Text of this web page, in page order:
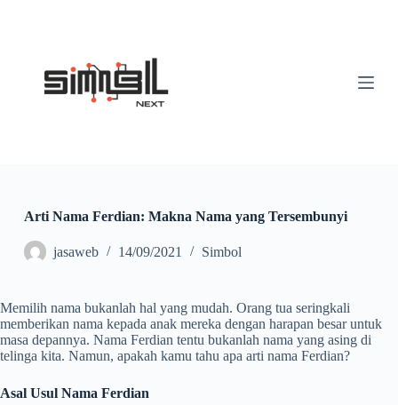
Arti Nama Ferdian: Makna Nama yang Tersembunyi
jasaweb 14/09/2021 Simbol
Memilih nama bukanlah hal yang mudah. Orang tua seringkali
memberikan nama kepada anak mereka dengan harapan besar untuk
masa depannya. Nama Ferdian tentu bukanlah nama yang asing di
telinga kita. Namun, apakah kamu tahu apa arti nama Ferdian?
Asal Usul Nama Ferdian